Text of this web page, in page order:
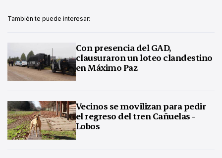
También te puede interesar:
Con presencia del GAD,
clausuraron un loteo clandestino
en Máximo Paz
Vecinos se movilizan para pedir
el regreso del tren Cañuelas -
Lobos